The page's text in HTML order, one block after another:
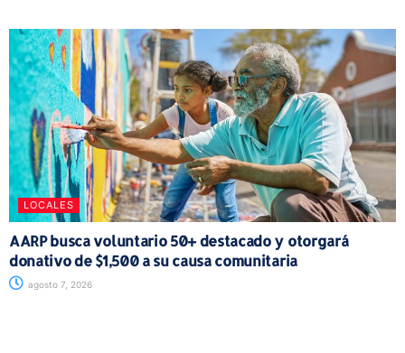
LOCALES
AARP busca voluntario 50+ destacado y otorgará
donativo de $1,500 a su causa comunitaria
agosto 7, 2026